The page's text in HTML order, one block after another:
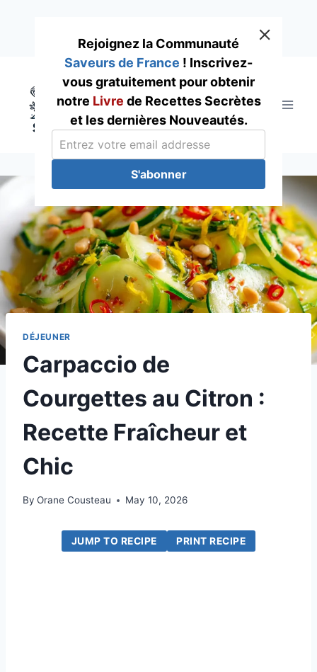
content
DÉJEUNER
Carpaccio de
Courgettes au Citron :
Recette Fraîcheur et
Chic
By Orane Cousteau May 10, 2026
JUMP TO RECIPE PRINT RECIPE
Rejoignez la Communauté
Saveurs de France ! Inscrivez-
vous gratuitement pour obtenir
notre Livre de Recettes Secrètes
et les dernières Nouveautés.
S'abonner